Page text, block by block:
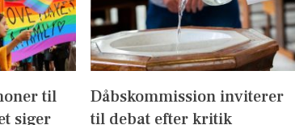
til
siger
Dåbskommission inviterer
til debat efter kritik